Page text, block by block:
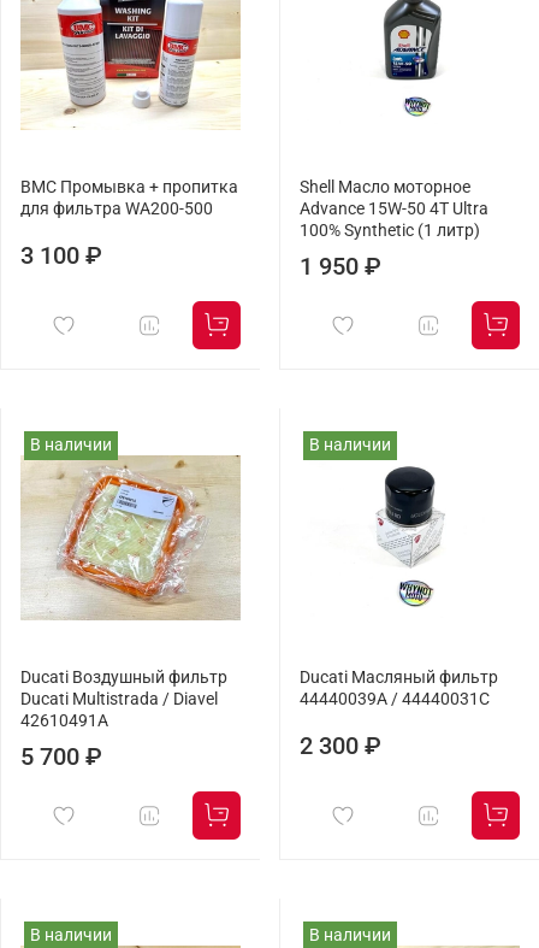
BMC Промывка + пропитка
для фильтра WA200-500
3 100 ₽
Shell Масло моторное
Advance 15W-50 4T Ultra
100% Synthetic (1 литр)
1 950 ₽
В наличии
Ducati Воздушный фильтр
Ducati Multistrada / Diavel
42610491A
5 700 ₽
В наличии
Ducati Масляный фильтр
44440039A / 44440031C
2 300 ₽
В наличии В наличии